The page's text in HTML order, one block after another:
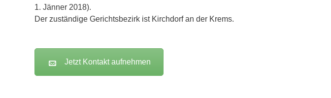
1. Jänner 2018).
Der zuständige Gerichtsbezirk ist Kirchdorf an der Krems.
Jetzt Kontakt aufnehmen